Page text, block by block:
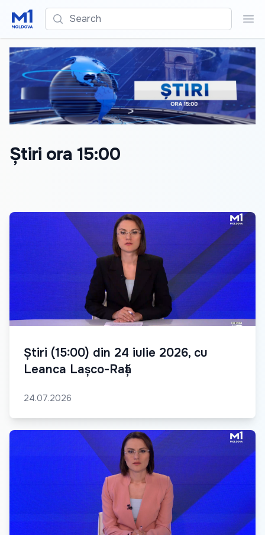
Search
Știri ora 15:00
Știri (15:00) din 24 iulie 2026, cu
Leanca Lașco-Rață
24.07.2026